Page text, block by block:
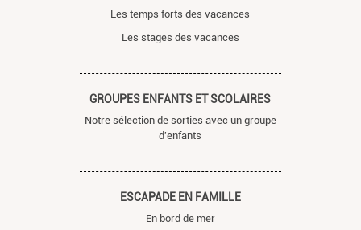
Les temps forts des vacances
Les stages des vacances
GROUPES ENFANTS ET SCOLAIRES
Notre sélection de sorties avec un groupe
d'enfants
ESCAPADE EN FAMILLE
En bord de mer